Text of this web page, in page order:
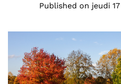
Published on jeudi